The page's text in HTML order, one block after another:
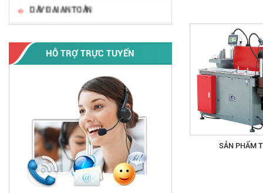
DÂY ĐAI AN TOÀN
HỖ TRỢ TRỰC TUYẾN
SẢN PHẨM